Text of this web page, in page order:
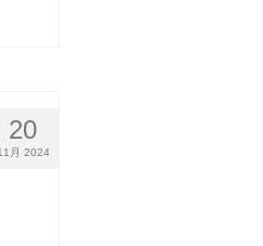
20
月 2024